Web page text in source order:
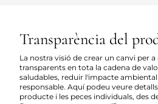
Transparència del
La nostra visió de crear un canvi per
transparents en tota la cadena de
saludables, reduir l'impacte
responsable. Aquí podeu veure
producte i les peces individuals, des